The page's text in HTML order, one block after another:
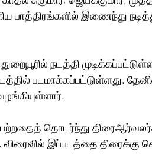
பாத்திரங்களில் இணைந்து
துறையூரில் நடத்தி
படமாக்கப்பட்டுள்ளது.
தொடர்ந்து
விரைவில் இப்படத்தை திரைக்கு